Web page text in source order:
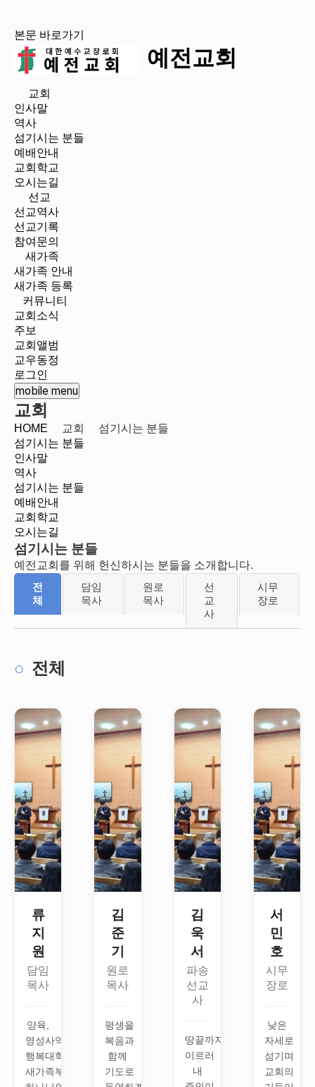
본문 바로가기
예전교회
교회
인사말
역사
섬기시는 분들
예배안내
교회학교
오시는길
선교
선교역사
선교기록
참여문의
새가족
새가족 안내
새가족 등록
커뮤니티
교회소식
주보
교회앨범
교우동정
로그인
mobile menu
교회
HOME 교회
섬기시는 분들
섬기시는 분들
인사말
역사
섬기시는 분들
예배안내
교회학교
오시는길
섬기시는 분들
예전교회를 위해 헌신하시는 분들을 소개합니다.
전
체
담임
목사
원로
목사
선
교
사
시무
장로
전체
류
지
원
담임
목사
양육,
영성사역국
행복대학,
새가족부,
김
준
기
원로
목사
평생을
복음과
함께
기도로
김
욱
서
파송
선교
사
땅끝까지
이르러
내
서
민
호
시무
장로
낮은
자세로
섬기며
교회의